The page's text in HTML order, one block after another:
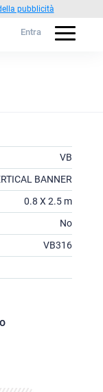
pubblicità
Entra
VB
BANNER
0.8 X 2.5 m
No
VB316